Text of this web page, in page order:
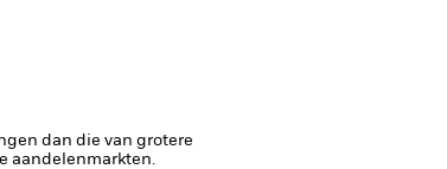
dan die van grotere
aandelenmarkten.